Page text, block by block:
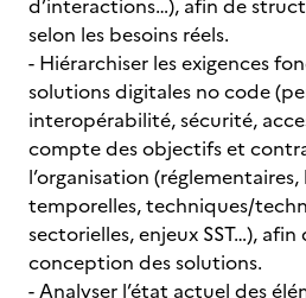
d’interactions…), afin de
selon les besoins réels.
- Hiérarchiser les exigences
solutions digitales no code
interopérabilité, sécurité,
compte des objectifs et
l’organisation
temporelles, techniques/
sectorielles, enjeux SST…),
conception des solutions.
- Analyser l’état actuel des